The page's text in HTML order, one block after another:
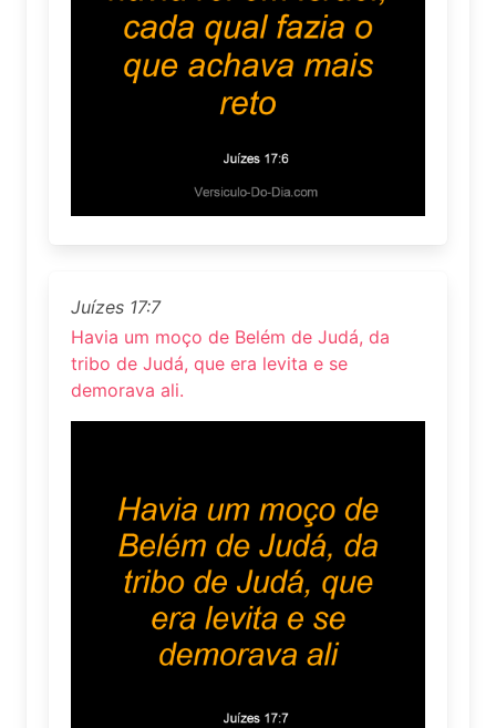
Juízes 17:7
Havia um moço de Belém de Judá, da
tribo de Judá, que era levita e se
demorava ali.